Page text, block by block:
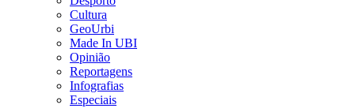
Cultura
GeoUrbi
Made In UBI
Opinião
Reportagens
Infografias
Especiais